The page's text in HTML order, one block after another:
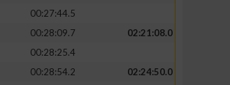
00:27:44.5
00:28:09.7
02:21:08.0
00:28:25.4
00:28:54.2
02:24:50.0